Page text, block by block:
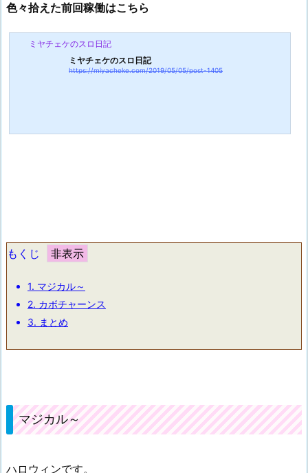
色々拾えた前回稼働はこちら
ミヤチェケのスロ日記
ミヤチェケのスロ日記
https://miyacheke.com/2019/05/05/post-1405
もくじ
1. マジカル～
2. カボチャーンス
3. まとめ
マジカル～
ハロウィンです。